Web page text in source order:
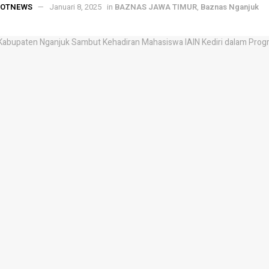
Januari 8, 2025 in BAZNAS JAWA TIMUR, Baznas Nganjuk